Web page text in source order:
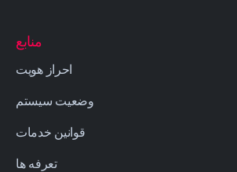
منابع
احراز هویت
وضعیت سیستم
قوانین خدمات
تعرفه ها